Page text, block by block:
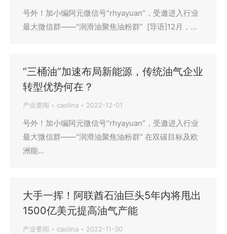
号外！加小编阿元微信号“rhyayuan”，受邀进入行业
最大微信群——“润滑油聚焦油粉群” [导语]12月，…
“三桶油”加速布局新能源，传统油气企业
转型优势何在？
产业要闻 caolina 2022-12-01
号外！加小编阿元微信号“rhyayuan”，受邀进入行业
最大微信群——“润滑油聚焦油粉群” 在双碳目标及欧
洲能…
大手一挥！阿联酋石油巨头5年内将甩出
1500亿美元提高油气产能
产业要闻 caolina 2022-11-30